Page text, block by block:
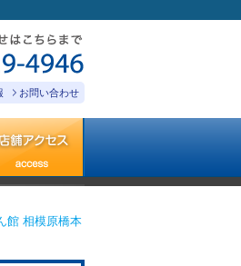
お問い合わせ
館 相模原橋本